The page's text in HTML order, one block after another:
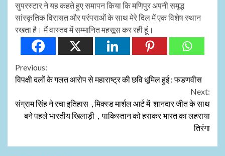
सुपरस्टार ने यह कहते हुए समापन किया कि मणिपुर अपनी समृद्ध
सांस्कृतिक विरासत और परंपराओं के साथ मेरे दिल में एक विशेष स्थान
रखता है। मैं वास्तव में सम्मानित महसूस कर रही हूं।
Continue
Previous:
विपक्षी दलों के गलत आरोप से महाराष्ट्र की छवि धूमिल हुई : फडणवीस
Next:
संग्राम सिंह ने रचा इतिहास , मिक्स्ड मार्शल आर्ट में शानदार जीत के साथ
बने पहले भारतीय खिलाड़ी , पाकिस्तान को हराकर भारत का लहराया
तिरंगा